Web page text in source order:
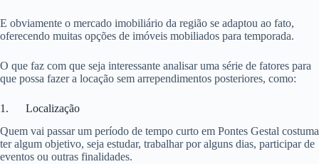
E obviamente o mercado imobiliário da região se adaptou ao fato,
oferecendo muitas opções de imóveis mobiliados para temporada.
O que faz com que seja interessante analisar uma série de fatores para
que possa fazer a locação sem arrependimentos posteriores, como:
1. Localização
Quem vai passar um período de tempo curto em Pontes Gestal costuma
ter algum objetivo, seja estudar, trabalhar por alguns dias, participar de
eventos ou outras finalidades.